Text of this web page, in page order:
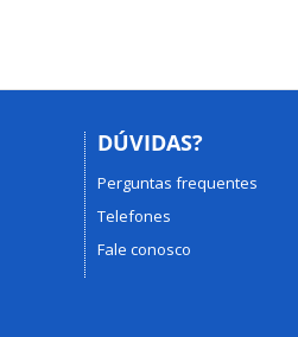
DÚVIDAS?
Perguntas frequentes
Telefones
Fale conosco